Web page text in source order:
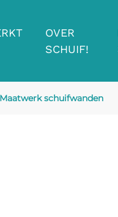
OVER
SCHUIF!
Maatwerk schuifwanden